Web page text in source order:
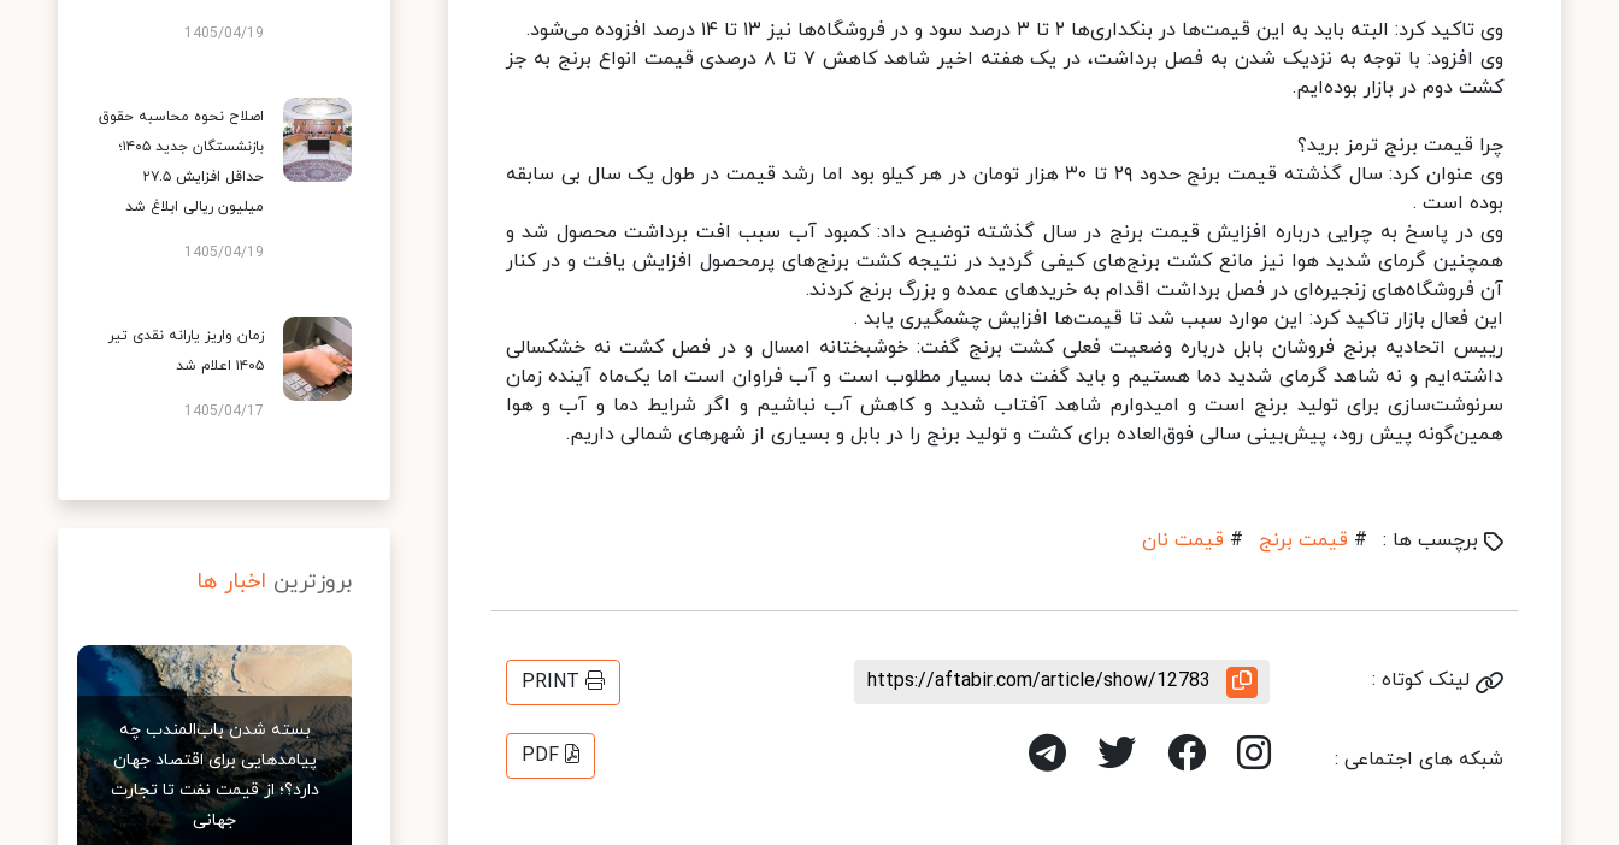
وی تاکید کرد: البته باید به این قیمت‌ها در بنکداری‌ها ۲ تا ۳ درصد سود و در فروشگاه‌ها نیز ۱۳ تا ۱۴ درصد افزوده می‌شود.
وی افزود: با توجه به نزدیک شدن به فصل برداشت، در یک هفته اخیر شاهد کاهش ۷ تا ۸ درصدی قیمت انواع برنج به جز
کشت دوم در بازار بوده‌ایم.
چرا قیمت برنج ترمز برید؟
وی عنوان کرد: سال گذشته قیمت برنج حدود ۲۹ تا ۳۰ هزار تومان در هر کیلو بود اما رشد قیمت در طول یک سال بی سابقه
بوده است .
وی در پاسخ به چرایی درباره افزایش قیمت برنج در سال گذشته توضیح داد: کمبود آب سبب افت برداشت محصول شد و
همچنین گرمای شدید هوا نیز مانع کشت برنج‌های کیفی گردید در نتیجه کشت برنج‌های پرمحصول افزایش یافت و در کنار
آن فروشگاه‌های زنجیره‌ای در فصل برداشت اقدام به خریدهای عمده و بزرگ برنج کردند.
این فعال بازار تاکید کرد: این موارد سبب شد تا قیمت‌ها افزایش چشمگیری یابد .
رییس اتحادیه برنج فروشان بابل درباره وضعیت فعلی کشت برنج گفت: خوشبختانه امسال و در فصل کشت نه خشکسالی
داشته‌ایم و نه شاهد گرمای شدید دما هستیم و باید گفت دما بسیار مطلوب است و آب فراوان است اما یک‌ماه آینده زمان
سرنوشت‌سازی برای تولید برنج است و امیدوارم شاهد آفتاب شدید و کاهش آب نباشیم و اگر شرایط دما و آب و هوا
همین‌گونه پیش رود، پیش‌بینی سالی فوق‌العاده برای کشت و تولید برنج را در بابل و بسیاری از شهرهای شمالی داریم.
برچسب ها : # قیمت برنج # قیمت نان
لینک کوتاه : https://aftabir.com/article/show/12783
PRINT
شبکه های اجتماعی : PDF
1405/04/19
اصلاح نحوه محاسبه حقوق
بازنشستگان جدید ۱۴۰۵؛
حداقل افزایش ۲۷.۵
میلیون ریالی ابلاغ شد
1405/04/19
زمان واریز یارانه نقدی تیر
۱۴۰۵ اعلام شد
1405/04/17
بروزترین اخبار ها
بسته شدن باب‌المندب چه
پیامدهایی برای اقتصاد جهان
دارد؟؛ از قیمت نفت تا تجارت
جهانی